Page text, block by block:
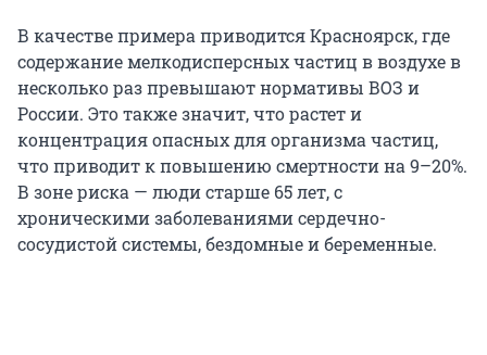
В качестве примера приводится Красноярск, где
содержание мелкодисперсных частиц в воздухе в
несколько раз превышают нормативы ВОЗ и
России. Это также значит, что растет и
концентрация опасных для организма частиц,
что приводит к повышению смертности на 9–20%.
В зоне риска — люди старше 65 лет, с
хроническими заболеваниями сердечно-
сосудистой системы, бездомные и беременные.